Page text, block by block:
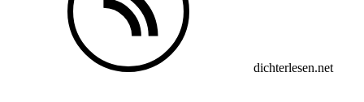
dichterlesen.net